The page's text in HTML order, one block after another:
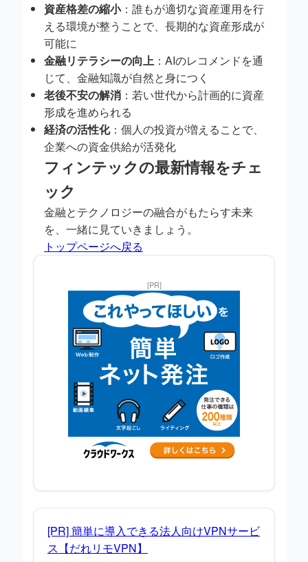
資産格差の縮小：誰もが適切な資産運用を行
える環境が整うことで、長期的な資産形成が
可能に
金融リテラシーの向上 ：AIのレコメンドを通
じて、金融知識が自然と身につく
老後不安の解消 ：若い世代から計画的に資産
形成を進められる
経済の活性化：個人の投資が増えることで、
企業への資金供給が活発化
フィンテックの最新情報をチェ
ック
金融とテクノロジーの融合がもたらす未来
を、一緒に見ていきましょう。
トップページへ戻る
[PR]
[PR] 簡単に導入できる法人向けVPNサービ
ス【だれリモVPN】